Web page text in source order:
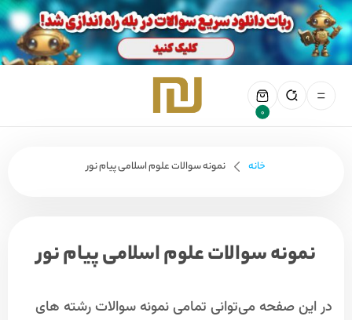
0
خانه نمونه سوالات علوم اسلامی پیام نور
نمونه سوالات علوم اسلامی پیام نور
در این صفحه می‌توانی تمامی نمونه سوالات رشته های